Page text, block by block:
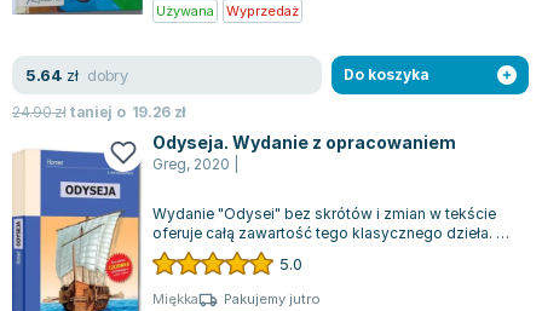
Używana
Wyprzedaż
5.64 zł dobry
24.90złtaniej o 19.26 zł
Do koszyka
Odyseja. Wydanie z opracowaniem
Greg, 2020
Wydanie "Odysei" bez skrótów i zmian w tekście
oferuje całą zawartość tego klasycznego dzieła. To
wydanie dostarcza niezbędnych ws...
5.0
Miękka
Pakujemy jutro